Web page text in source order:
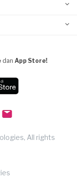
dan App Store!
All rights